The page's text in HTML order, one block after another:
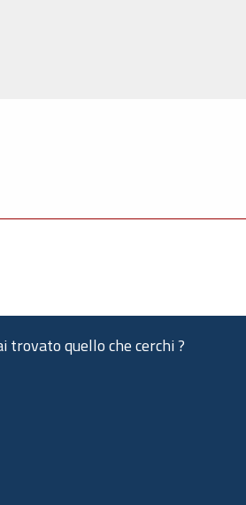
trovato quello che cerchi ?